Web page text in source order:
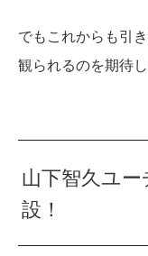
でもこれからも引
観られるのを期待し
山下智久ユ
設！